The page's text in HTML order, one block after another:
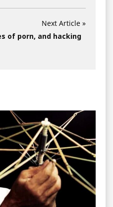
Next Article »
of porn, and hacking